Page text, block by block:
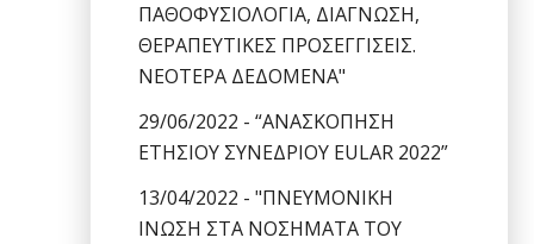
ΠΑΘΟΦΥΣΙΟΛΟΓΙΑ, ΔΙΑΓΝΩΣΗ,
ΘΕΡΑΠΕΥΤΙΚΕΣ ΠΡΟΣΕΓΓΙΣΕΙΣ.
ΝΕΟΤΕΡΑ ΔΕΔΟΜΕΝΑ"
29/06/2022 - “ΑΝΑΣΚΟΠΗΣΗ
ΕΤΗΣΙΟΥ ΣΥΝΕΔΡΙΟΥ EULAR 2022”
13/04/2022 - "ΠΝΕΥΜΟΝΙΚΗ
ΙΝΩΣΗ ΣΤΑ ΝΟΣΗΜΑΤΑ ΤΟΥ